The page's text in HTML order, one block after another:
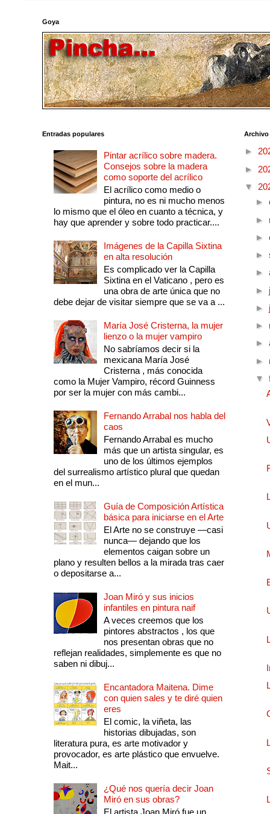
Goya
Entradas populares
Pintar acrílico sobre madera.
Consejos sobre la madera
como soporte del acrílico
El acrílico como medio o
pintura, no es ni mucho menos
lo mismo que el óleo en cuanto a técnica, y
hay que aprender y sobre todo practicar....
Imágenes de la Capilla Sixtina
en alta resolución
Es complicado ver la Capilla
Sixtina en el Vaticano , pero es
una obra de arte única que no
debe dejar de visitar siempre que se va a ...
María José Cristerna, la mujer
lienzo o la mujer vampiro
No sabríamos decir si la
mexicana María José
Cristerna , más conocida
como la Mujer Vampiro, récord Guinness
por ser la mujer con más cambi...
Fernando Arrabal nos habla del
caos
Fernando Arrabal es mucho
más que un artista singular, es
uno de los últimos ejemplos
del surrealismo artístico plural que quedan
en el mun...
Guía de Composición Artística
básica para iniciarse en el Arte
El Arte no se construye —casi
nunca— dejando que los
elementos caigan sobre un
plano y resulten bellos a la mirada tras caer
o depositarse a...
Joan Miró y sus inicios
infantiles en pintura naif
A veces creemos que los
pintores abstractos , los que
nos presentan obras que no
reflejan realidades, simplemente es que no
saben ni dibuj...
Encantadora Maitena. Dime
con quien sales y te diré quien
eres
El comic, la viñeta, las
historias dibujadas, son
literatura pura, es arte motivador y
provocador, es arte plástico que envuelve.
Mait...
¿Qué nos quería decir Joan
Miró en sus obras?
►
►
▼
►
►
►
►
►
►
►
►
►
►
▼